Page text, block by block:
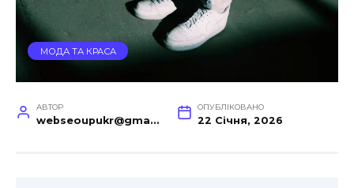
МОДА ТА КРАСА
АВТОР
webseoupukr@gmail.com
ОПУБЛІКОВАНО
22 Січня, 2026